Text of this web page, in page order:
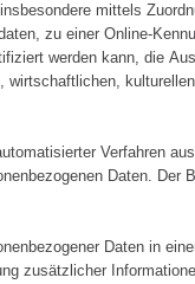
mittels
zu einer Online-
werden kann, die
Verfahren
Daten. Der
Daten in
zusätzlicher